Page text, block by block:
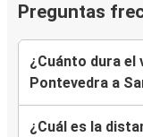
Preguntas
¿Cuánto dura el
Pontevedra a
¿Cuál es la